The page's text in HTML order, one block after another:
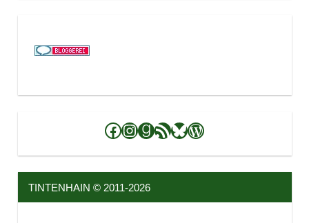
Facebook
Instagram
Goodreads
RSS-Feed
Bluesky
WordPress
TINTENHAIN © 2011-2026